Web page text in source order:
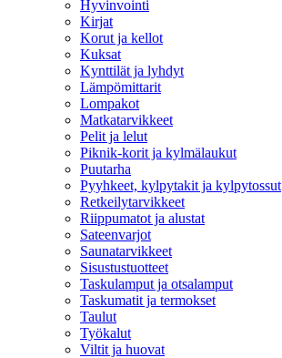
Hyvinvointi
Kirjat
Korut ja kellot
Kuksat
Kynttilät ja lyhdyt
Lämpömittarit
Lompakot
Matkatarvikkeet
Pelit ja lelut
Piknik-korit ja kylmälaukut
Puutarha
Pyyhkeet, kylpytakit ja kylpytossut
Retkeilytarvikkeet
Riippumatot ja alustat
Sateenvarjot
Saunatarvikkeet
Sisustustuotteet
Taskulamput ja otsalamput
Taskumatit ja termokset
Taulut
Työkalut
Viltit ja huovat